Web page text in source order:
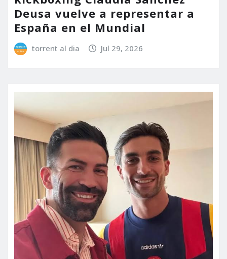
Deusa vuelve a representar a
España en el Mundial
torrent al dia Jul 29, 2026